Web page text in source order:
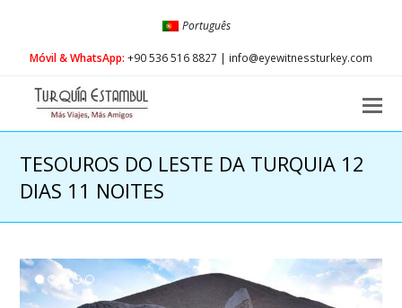
Português
Móvil & WhatsApp: +90 536 516 8827 | info@eyewitnessturkey.com
TESOUROS DO LESTE DA TURQUIA 12
DIAS 11 NOITES